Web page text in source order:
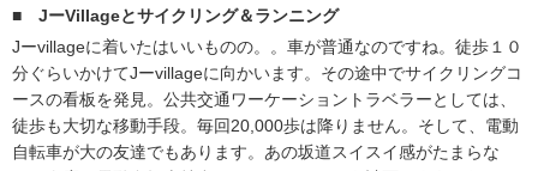
■ JーVillageとサイクリング＆ランニング
Jーvillageに着いたはいいものの。。車が普通なのですね。徒歩１０
分ぐらいかけてJーvillageに向かいます。その途中でサイクリングコ
ースの看板を発見。公共交通ワーケーショントラベラーとしては、
徒歩も大切な移動手段。毎回20,000歩は降りません。そして、電動
自転車が大の友達でもあります。あの坂道スイスイ感がたまらな